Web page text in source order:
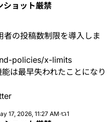
ョット厳禁
の投稿数制限を導入しま
policies/x-limits
は最早失われたことになり
17, 2026, 11:27 AM· 1